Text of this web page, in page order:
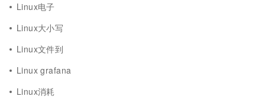
Linux电子
Linux大小写
Linux文件到
Linux grafana
Linux消耗